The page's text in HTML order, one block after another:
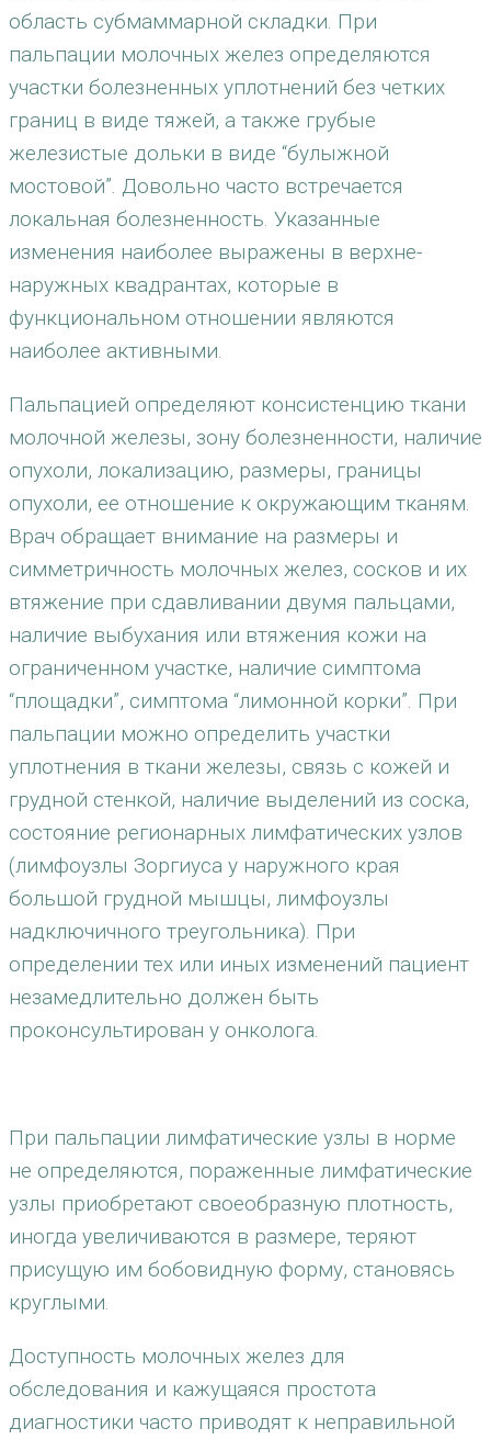
область субмаммарной складки. При
пальпации молочных желез определяются
участки болезненных уплотнений без четких
границ в виде тяжей, а также грубые
железистые дольки в виде “булыжной
мостовой”. Довольно часто встречается
локальная болезненность. Указанные
изменения наиболее выражены в верхне-
наружных квадрантах, которые в
функциональном отношении являются
наиболее активными.
Пальпацией определяют консистенцию ткани
молочной железы, зону болезненности, наличие
опухоли, локализацию, размеры, границы
опухоли, ее отношение к окружающим тканям.
Врач обращает внимание на размеры и
симметричность молочных желез, сосков и их
втяжение при сдавливании двумя пальцами,
наличие выбухания или втяжения кожи на
ограниченном участке, наличие симптома
“площадки”, симптома “лимонной корки”. При
пальпации можно определить участки
уплотнения в ткани железы, связь с кожей и
грудной стенкой, наличие выделений из соска,
состояние регионарных лимфатических узлов
(лимфоузлы Зоргиуса у наружного края
большой грудной мышцы, лимфоузлы
надключичного треугольника). При
определении тех или иных изменений пациент
незамедлительно должен быть
проконсультирован у онколога.
При пальпации лимфатические узлы в норме
не определяются, пораженные лимфатические
узлы приобретают своеобразную плотность,
иногда увеличиваются в размере, теряют
присущую им бобовидную форму, становясь
круглыми.
Доступность молочных желез для
обследования и кажущаяся простота
диагностики часто приводят к неправильной